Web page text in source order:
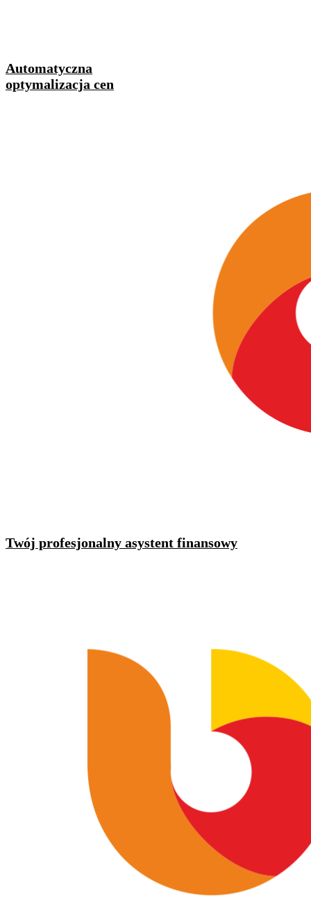
Automatyczna
optymalizacja cen
Twój profesjonalny asystent finansowy